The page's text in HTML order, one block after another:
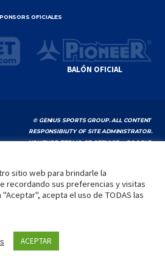
OFICIALES
BALÓN OFICIAL
© GENIUS SPORTS GROUP. ALL CONTENT
RESPONSIBILITY OF SITE ADMINISTRATOR.
YOUTUBE TERMS OF SERVICE|GOOGLE
VIDEOS MEDIA CONTACTO
sitio web para brindarle la
recordando sus preferencias y visitas
acepta el uso de TODAS las
ACEPTAR